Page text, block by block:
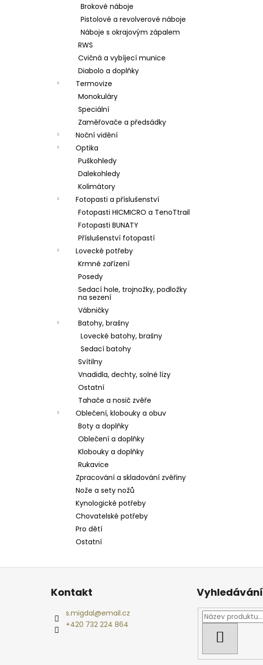
Brokové náboje
Pistolové a revolverové náboje
Náboje s okrajovým zápalem
RWS
Cvičná a vybíjecí munice
Diabolo a doplňky
Termovize
Monokuláry
Speciální
Zaměřovače a předsádky
Noční vidění
Optika
Puškohledy
Dalekohledy
Kolimátory
Fotopasti a příslušenství
Fotopasti HICMICRO a TenoTtrail
Fotopasti BUNATY
Příslušenství fotopastí
Lovecké potřeby
Krmné zařízení
Posedy
Sedací hole, trojnožky, podložky
na sezení
Vábničky
Batohy, brašny
Lovecké batohy, brašny
Sedací batohy
Svítilny
Vnadidla, dechty, solné lízy
Ostatní
Tahače a nosič zvěře
Oblečení, klobouky a obuv
Boty a doplňky
Oblečení a doplňky
Klobouky a doplňky
Rukavice
Zpracování a skladování zvěřiny
Nože a sety nožů
Kynologické potřeby
Chovatelské potřeby
Pro dětí
Ostatní
Z
Kontakt
s.migdal@email.cz
+420 732 224 864
Vyhledávání